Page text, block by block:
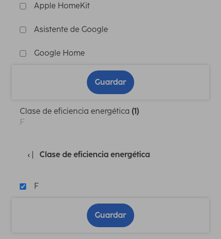
Apple HomeKit
Asistente de Google
Google Home
Guardar
Clase de eficiencia energética (1)
F
Clase de eficiencia energética
F
Guardar